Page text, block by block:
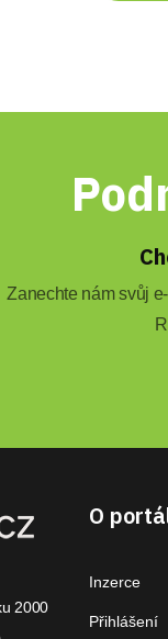
Zanechte nám svůj
2000
O
Inzerce
Přihlášení